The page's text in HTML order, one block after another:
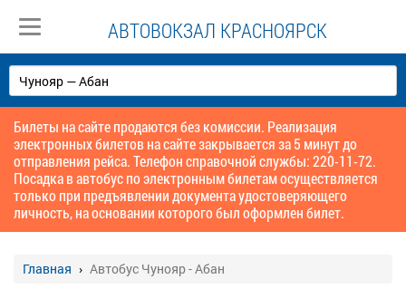
АВТОВОКЗАЛ КРАСНОЯРСК
Билеты на сайте продаются без комиссии. Реализация
электронных билетов на сайте закрывается за 5 минут до
отправления рейса. Телефон справочной службы: 220-11-72.
Посадка в автобус по электронным билетам осуществляется
только при предъявлении документа удостоверяющего
личность, на основании которого был оформлен билет.
Главная Автобус Чунояр - Абан